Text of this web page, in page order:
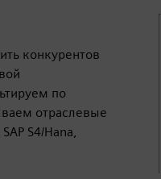
конкурентов
по
отраслевые
S4/Hana,